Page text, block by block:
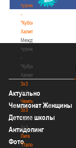
турнир
-
"Кубок
Халипского"
Международный
турнир
-
"Кубок
Халипского"
3x3
3x3
Чемпионат
3х3
Чемпионат
3х3
Лига
"Палова"
Актуально
Чемпионат Женщины
Детские школы
Антидопинг
Фото